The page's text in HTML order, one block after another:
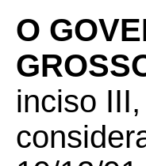
O
inciso